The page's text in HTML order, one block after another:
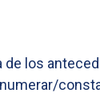
de los